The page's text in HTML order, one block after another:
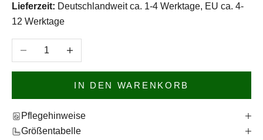
Lieferzeit: Deutschlandweit ca. 1-4 Werktage, EU ca. 4-
12 Werktage
Anzahl verringernAnzahl erhöhen
IN DEN WARENKORB
Pflegehinweise
Größentabelle